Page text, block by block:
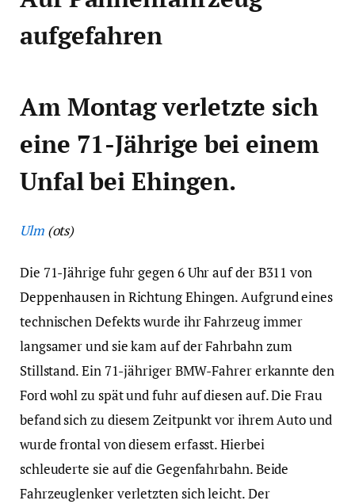
aufgefahren
Am Montag verletzte sich
eine 71-Jährige bei einem
Unfal bei Ehingen.
Ulm(ots)
Die 71-Jährige fuhr gegen 6 Uhr auf der B311 von
Deppenhausen in Richtung Ehingen. Aufgrund eines
technischen Defekts wurde ihr Fahrzeug immer
langsamer und sie kam auf der Fahrbahn zum
Stillstand. Ein 71-jähriger BMW-Fahrer erkannte den
Ford wohl zu spät und fuhr auf diesen auf. Die Frau
befand sich zu diesem Zeitpunkt vor ihrem Auto und
wurde frontal von diesem erfasst. Hierbei
schleuderte sie auf die Gegenfahrbahn. Beide
Fahrzeuglenker verletzten sich leicht. Der